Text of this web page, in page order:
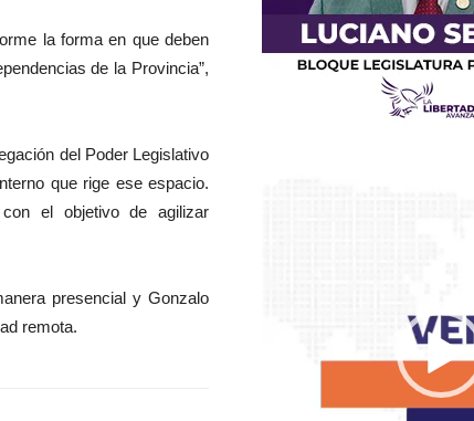
la forma en que deben
de la Provincia”,
del Poder Legislativo
que rige ese espacio.
el objetivo de agilizar
presencial y Gonzalo
remota.